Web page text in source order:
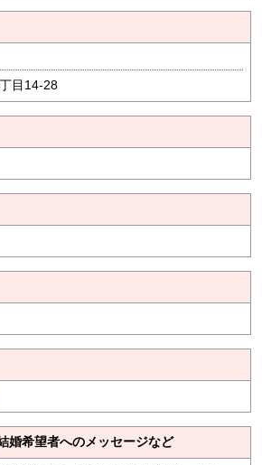
目14-28
婚希望者へのメッセージなど